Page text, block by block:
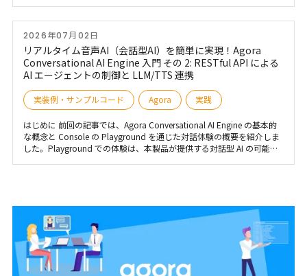
イズ、精度の問題といった課題が、しばしばユーザー体験を損ない、
フラストレーションの原因となってきました。 この記事では、そうし
た課題を解決し、高品質なリアルタイム音声AIアプリケーションの開
発を加速する「Agora Conversational AI Engine」について、初めての
方向けに分かりやすく解説します。製品の概要とその強み、そしてこ
の製品を試していただく方法に焦点を当ててご紹介します。
2026年07月02日
リアルタイム音声AI（会話型AI）を簡単に実現！Agora
Conversational AI Engine 入門 その 2: RESTful API による
AI エージェントの制御と LLM/TTS 連携
実装例・サンプルコード Agora 実践
はじめに 前回の記事では、Agora Conversational AI Engine の基本的
な概念と Console の Playground を通じた対話体験の概要を紹介しま
した。Playground での体験は、本製品が提供する対話型 AI の可能性
AI 機能の実装が可能になります。